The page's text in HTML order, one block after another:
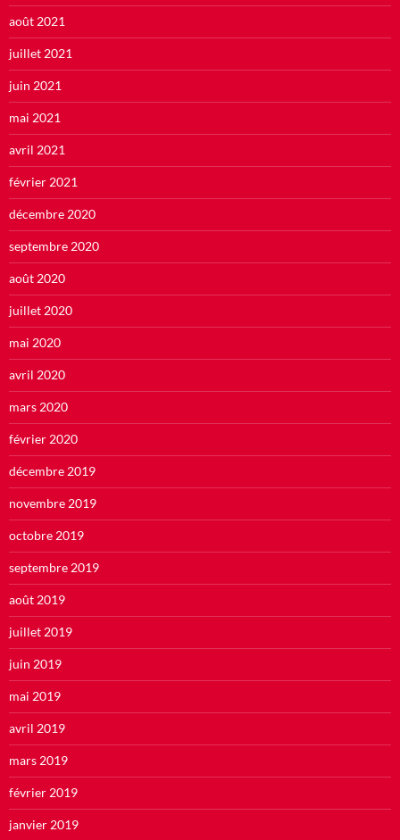
août 2021
juillet 2021
juin 2021
mai 2021
avril 2021
février 2021
décembre 2020
septembre 2020
août 2020
juillet 2020
mai 2020
avril 2020
mars 2020
février 2020
décembre 2019
novembre 2019
octobre 2019
septembre 2019
août 2019
juillet 2019
juin 2019
mai 2019
avril 2019
mars 2019
février 2019
janvier 2019